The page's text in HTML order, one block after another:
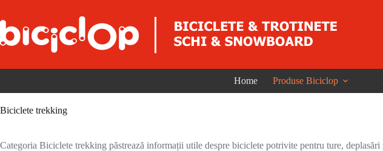
Home Produse Biciclop
Biciclete trekking
Categoria Biciclete trekking păstrează informații utile despre biciclete potrivite pentru ture,